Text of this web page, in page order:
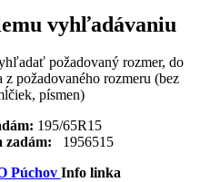
vyhľadávaniu
požadovaný rozmer, do
požadovaného rozmeru (bez
písmen)
195/65R15
zadám: 1956515
Púchov Info linka